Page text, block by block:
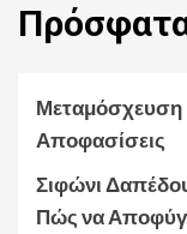
Μεταμόσχευση
Αποφασίσεις
Σιφώνι
Πώς να